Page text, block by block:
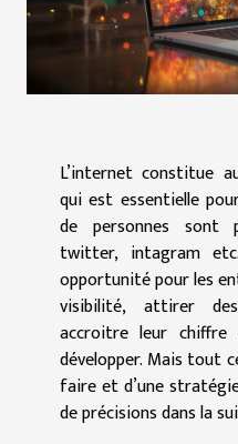
L’internet constitue
qui est essentielle
de personnes sont
twitter, intagram
opportunité pour les
visibilité, attirer
accroitre leur chiffre
développer. Mais tout
faire et d’une
de précisions dans la